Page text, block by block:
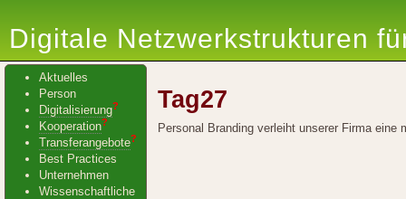
Digitale Netzwerkstrukturen
Aktuelles
Person
Digitalisierung?
Kooperation?
Transferangebote?
Best Practices
Unternehmen
Wissenschaftliche
Tag27
Personal Branding verleiht unserer Firma